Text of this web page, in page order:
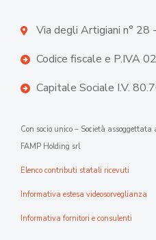
Via degli Artigiani n° 28
Codice fiscale e P.IVA
Capitale Sociale I.V.
Con socio unico – Società
FAMP Holding srl
Elenco contributi statali ricevuti
Informativa estesa videosorveglianza
Informativa fornitori e consulenti